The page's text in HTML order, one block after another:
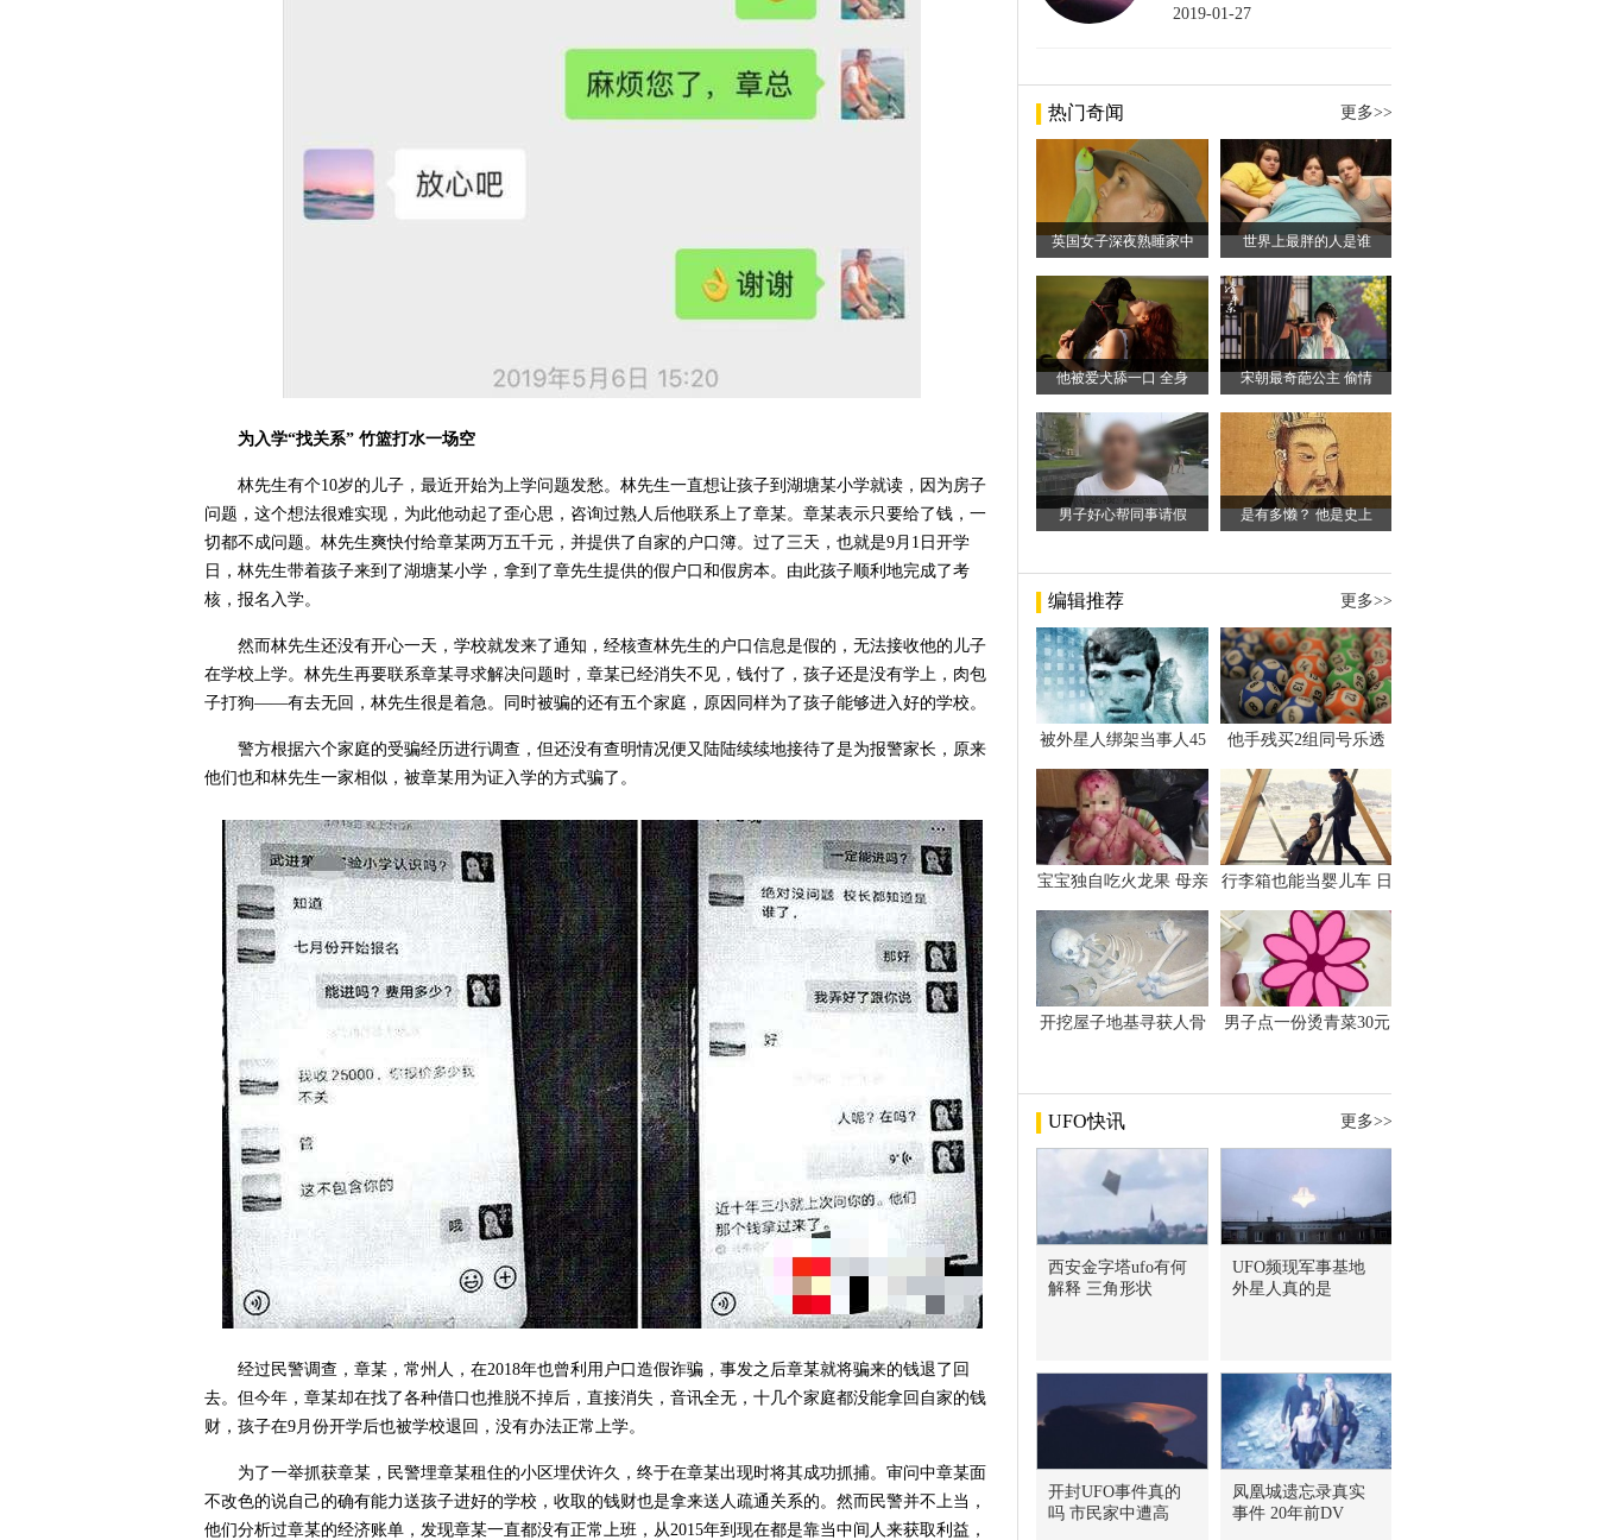
为入学“找关系” 竹篮打水一场空
林先生有个10岁的儿子，最近开始为上学问题发愁。林先生一直想让孩子到湖塘某小学就读，因为房子
问题，这个想法很难实现，为此他动起了歪心思，咨询过熟人后他联系上了章某。章某表示只要给了钱，一
切都不成问题。林先生爽快付给章某两万五千元，并提供了自家的户口簿。过了三天，也就是9月1日开学
日，林先生带着孩子来到了湖塘某小学，拿到了章先生提供的假户口和假房本。由此孩子顺利地完成了考
核，报名入学。
然而林先生还没有开心一天，学校就发来了通知，经核查林先生的户口信息是假的，无法接收他的儿子
在学校上学。林先生再要联系章某寻求解决问题时，章某已经消失不见，钱付了，孩子还是没有学上，肉包
子打狗——有去无回，林先生很是着急。同时被骗的还有五个家庭，原因同样为了孩子能够进入好的学校。
警方根据六个家庭的受骗经历进行调查，但还没有查明情况便又陆陆续续地接待了是为报警家长，原来
他们也和林先生一家相似，被章某用为证入学的方式骗了。
经过民警调查，章某，常州人，在2018年也曾利用户口造假诈骗，事发之后章某就将骗来的钱退了回
去。但今年，章某却在找了各种借口也推脱不掉后，直接消失，音讯全无，十几个家庭都没能拿回自家的钱
财，孩子在9月份开学后也被学校退回，没有办法正常上学。
为了一举抓获章某，民警埋章某租住的小区埋伏许久，终于在章某出现时将其成功抓捕。审问中章某面
不改色的说自己的确有能力送孩子进好的学校，收取的钱财也是拿来送人疏通关系的。然而民警并不上当，
他们分析过章某的经济账单，发现章某一直都没有正常上班，从2015年到现在都是靠当中间人来获取利益，
2019-01-27
热门奇闻 更多>>
英国女子深夜熟睡家中 世界上最胖的人是谁
他被爱犬舔一口 全身 宋朝最奇葩公主 偷情
男子好心帮同事请假 是有多懒？ 他是史上
编辑推荐 更多>>
被外星人绑架当事人45
斯卡古拉事件
他手残买2组同号乐透
万
宝宝独自吃火龙果 母亲
行李箱也能当婴儿车 日
开挖屋子地基寻获人骨
男子点一份烫青菜30元
UFO快讯 更多>>
西安金字塔ufo有何
解释 三角形状
UFO频现军事基地
外星人真的是
开封UFO事件真的
吗 市民家中遭高
凤凰城遗忘录真实
事件 20年前DV